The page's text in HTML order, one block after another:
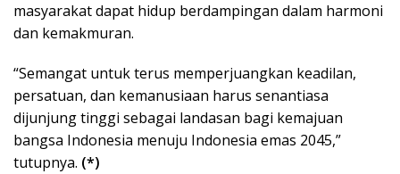
masyarakat dapat hidup berdampingan dalam harmoni
dan kemakmuran.
“Semangat untuk terus memperjuangkan keadilan,
persatuan, dan kemanusiaan harus senantiasa
dijunjung tinggi sebagai landasan bagi kemajuan
bangsa Indonesia menuju Indonesia emas 2045,”
tutupnya. (*)